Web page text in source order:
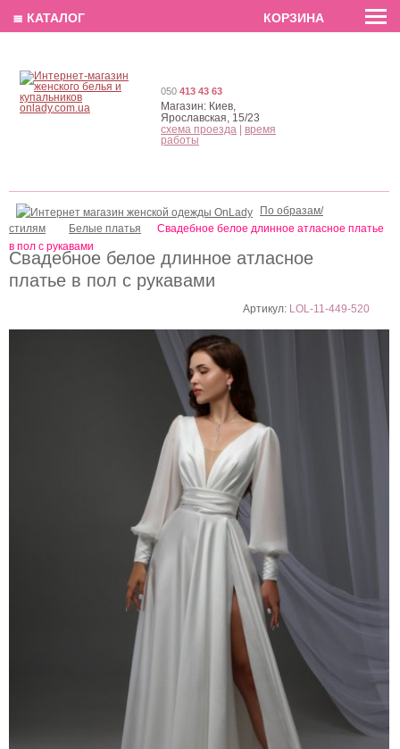
EN РУС
Свадебное белое длинное атласное
платье в пол c рукавами
Артикул: LOL-11-449-520
По образам/
стилям
Белые платья
Свадебное белое длинное атласное платье
в пол c рукавами
050 413 43 63
Магазин: Киев,
Ярославская, 15/23
схема проезда
время
работы
≣ КАТАЛОГ КОРЗИНА